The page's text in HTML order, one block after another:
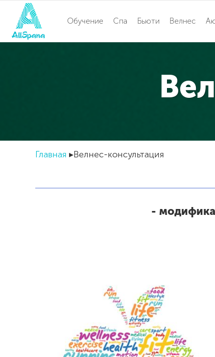
Обучение Спа Бьюти Велнес
Главная Велнес-консультация
-